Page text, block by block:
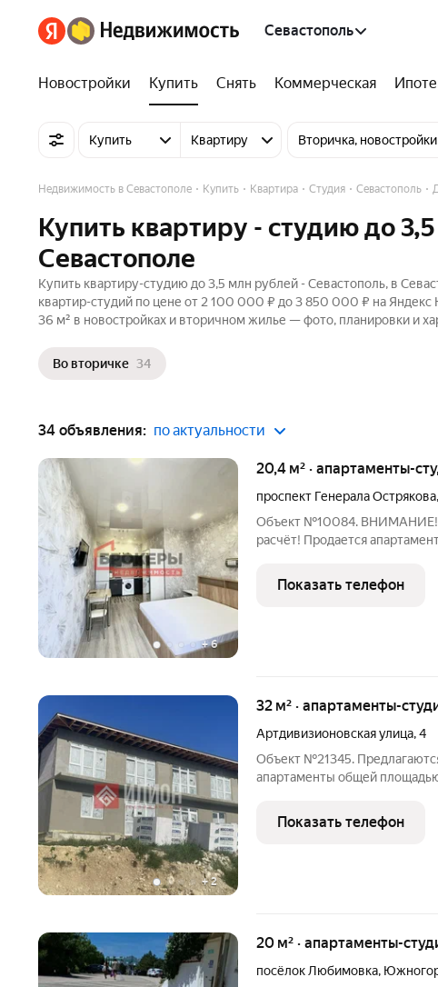
Севастополь
Новостройки Купить Снять Коммерческая
Купить Квартиру Вторичка, новостройки
Недвижимость в Севастополе Купить Квартира Студия Севастополь
Купить квартиру - студию до
Севастополе
Купить квартиру-студию до 3,5 млн рублей - Севастополь, в
квартир-студий по цене от 2 100 000 ₽ до 3 850 000 ₽ на
36 м² в новостройках и вторичном жилье — фото, планировки и
Во вторичке 34
34 объявления: по актуальности
+6
20,4 м² · апартаменты-
проспект Генерала Острякова,
Объект №10084. ВНИМАНИЕ!
расчёт! Продается
отдельно стоящего
вход. Сделан
Показать телефон
+2
32 м² · апартаменты-
Артдивизионовская улица,4
Объект №21345.
апартаменты общей
Расположены на втором
возведённого из прочных и
Показать телефон
20 м² · апартаменты-
посёлок Любимовка,